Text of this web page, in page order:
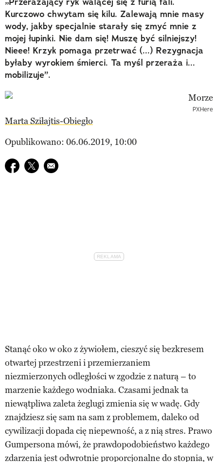
Kurczowo chwytam się kilu. Zalewają mnie masy
wody, jakby specjalnie starały się zmyć mnie z
mojej łupinki. Nie dam się! Muszę być silniejszy!
Nieee! Krzyk pomaga przetrwać (...) Rezygnacja
byłaby wyrokiem śmierci. Ta myśl przeraża i...
mobilizuje”.
PXHere
Marta Sziłajtis-Obiegło
Opublikowano: 06.06.2019, 10:00
Udostępnij na facebook
Udostępnij na twitter
E-mail do przyjaciela
Stanąć oko w oko z żywiołem, cieszyć się bezkresem
otwartej przestrzeni i przemierzaniem
niezmierzonych odległości w zgodzie z naturą – to
marzenie każdego wodniaka. Czasami jednak ta
niewątpliwa zaleta żeglugi zmienia się w wadę. Gdy
znajdziesz się sam na sam z problemem, daleko od
cywilizacji dopada cię niepewność, a z nią stres. Prawo
Gumpersona mówi, że prawdopodobieństwo każdego
zdarzenia jest odwrotnie proporcjonalne do stopnia, w